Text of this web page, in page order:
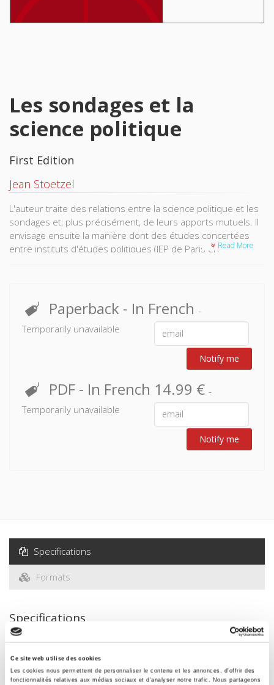
Ce site web utilise des cookies
Les cookies nous permettent de personnaliser le contenu et les annonces, d'offrir des
fonctionnalités relatives aux médias sociaux et d'analyser notre trafic. Nous partageons
Les sondages et la
science politique
First Edition
Jean Stoetzel
L'auteur traite des relations entre la science politique et les
sondages et, plus précisément, de leurs apports mutuels. Il
envisage ensuite la manière dont des études concertées
entre instituts d'études politiques (IEP de Paris enRead More
Paperback - In French -
Temporarily unavailable
Notify me
PDF - In French 14.99 € -
Temporarily unavailable
Notify me
Specifications
Formats
Specifications
Publisher
Presses de Sciences Po